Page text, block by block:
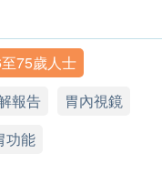
行。若經醫生評
查，將需支付醫生
回。
您提供一站式內視
富、專業細心的
歲人士；18歲以
戶必須於2個月內
關檢查，逾期作
的計劃，轉讓給第
座15樓1511室(中環
75歲人士
報告
胃內視鏡
功能